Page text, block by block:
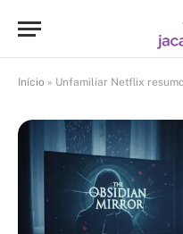
Início » Unfamiliar Netflix resumo: